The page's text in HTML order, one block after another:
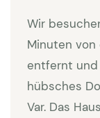
Im Haus
Zimmer mit
Doppelbett
Wir
Minuten von
entfernt und
hübsches
Var. Das